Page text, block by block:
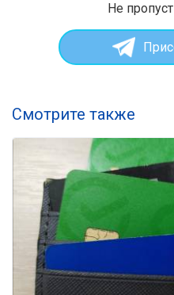
Не
Смотрите также